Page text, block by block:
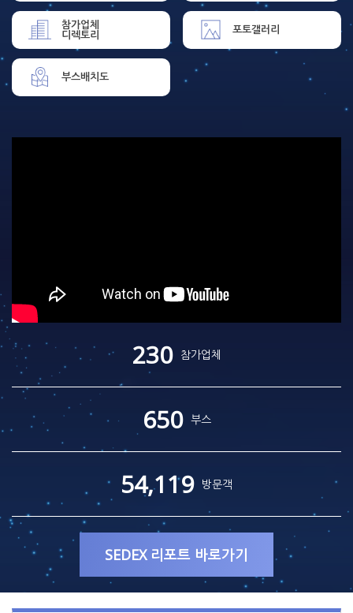
참가업체
디렉토리
포토갤러리
부스배치도
230 참가업체
650 부스
54,119 방문객
SEDEX 리포트 바로가기